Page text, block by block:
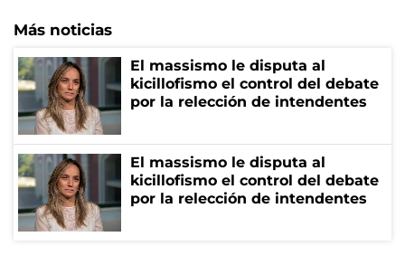
Más noticias
El massismo le disputa al
kicillofismo el control del debate
por la relección de intendentes
El massismo le disputa al
kicillofismo el control del debate
por la relección de intendentes